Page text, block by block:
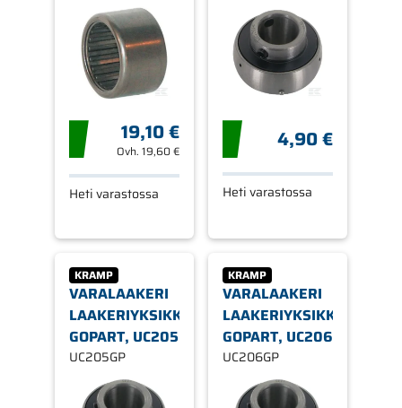
19,10 €
Ovh. 19,60 €
Heti varastossa
4,90 €
Heti varastossa
KRAMP
VARALAAKERI
LAAKERIYKSIKKÖÖN,
GOPART, UC205
UC205GP
KRAMP
VARALAAKERI
LAAKERIYKSIKKÖÖN,
GOPART, UC206
UC206GP